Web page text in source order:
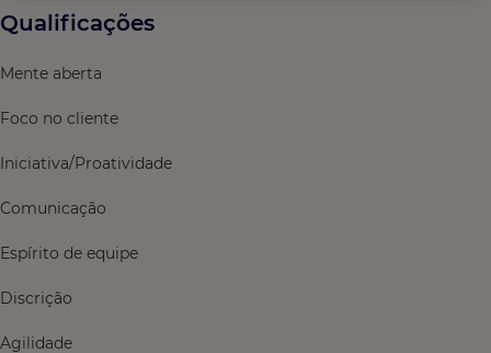
Qualificações
Mente aberta
Foco no cliente
Iniciativa/Proatividade
Comunicação
Espírito de equipe
Discrição
Agilidade